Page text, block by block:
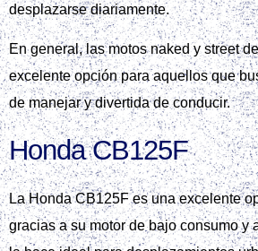
desplazarse diariamente.
En general, las motos naked y street
excelente opción para aquellos que
de manejar y divertida de conducir.
Honda CB125F
La Honda CB125F es una excelente
gracias a su motor de bajo consumo y